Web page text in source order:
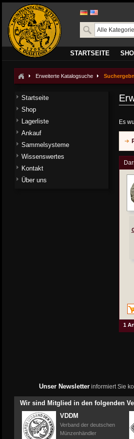
STARTSEITE
Erweiterte Katalogsuche
Es
1
Startseite
Shop
Lagerliste
Ankauf
Sammelsysteme
Wissenswertes
Kontakt
Über uns
Unser Newsletterinformiert Sie
Wir sind Mitglied in den folgenden
VDDM
Verband der deutschen
Münzenhändler